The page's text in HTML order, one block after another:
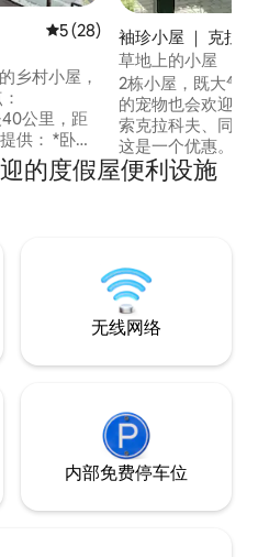
平均评分 5 分（满分 5 分）
5 (28)
乡村小屋，
公里，距
卧室1
厅 *厨房
袖珍小屋 ｜ 克拉
草地上的小屋
2栋小屋，既大气
的宠物也会欢迎您
索克拉科夫、同时
这是一个优惠。大
在黎明时分骑上自
Kryspinów或
说，这是一个绿色
的度假屋便利设施
无线网络
内部免费停车位